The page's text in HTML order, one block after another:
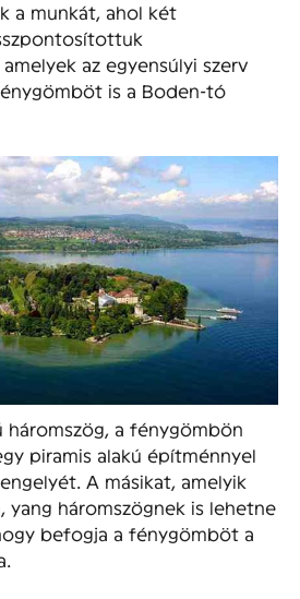
a munkát, ahol két
az egyensúlyi szerv
is a Boden-tó
háromszög, a fénygömbön
piramis alakú építménnyel
A másikat, amelyik
yang háromszögnek is lehetne
befogja a fénygömböt a